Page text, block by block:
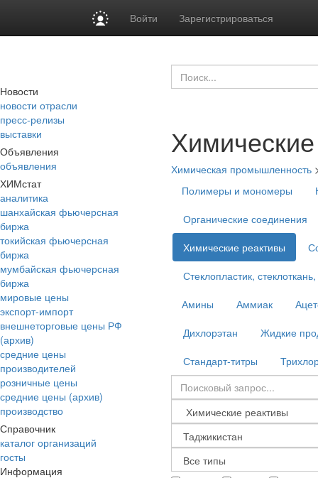
Войти Зарегистрироваться
Новости
новости отрасли
пресс-релизы
выставки
Объявления
объявления
ХИМстат
аналитика
шанхайская фьючерсная
биржа
токийская фьючерсная
биржа
мумбайская фьючерсная
биржа
мировые цены
экспорт-импорт
внешнеторговые цены РФ
(архив)
средние цены
производителей
розничные цены
средние цены (архив)
производство
Справочник
каталог организаций
госты
Информация
Химическая промышленность
Полимеры и мономеры
Органические соединения
Химические реактивы
Стеклопластик,
Амины
Аммиак
Дихлорэтан
Жидкие
Стандарт-титры